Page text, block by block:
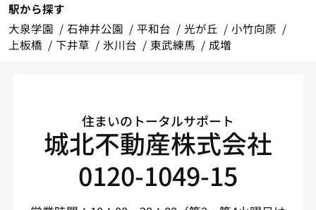
駅から探す
大泉学園
石神井公園 平和台 光が丘
小竹向原
上板橋
下井草 氷川台 東武練馬 成増
住まいのトータルサポート
城北不動産株式会社
0120-1049-15